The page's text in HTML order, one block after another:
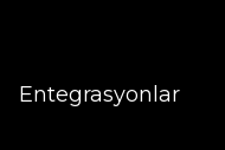
Entegrasyonlar